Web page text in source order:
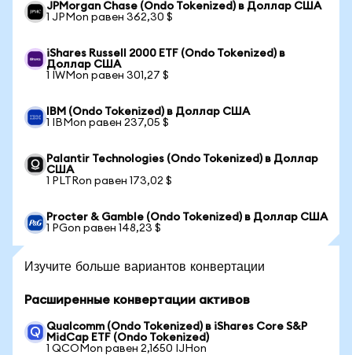
JPMorgan Chase (Ondo Tokenized) в Доллар США
1 JPMon равен 362,30 $
iShares Russell 2000 ETF (Ondo Tokenized) в
Доллар США
1 IWMon равен 301,27 $
IBM (Ondo Tokenized) в Доллар США
1 IBMon равен 237,05 $
Palantir Technologies (Ondo Tokenized) в Доллар
США
1 PLTRon равен 173,02 $
Procter & Gamble (Ondo Tokenized) в Доллар США
1 PGon равен 148,23 $
Изучите больше вариантов конвертации
Расширенные конвертации активов
Qualcomm (Ondo Tokenized) в iShares Core S&P
MidCap ETF (Ondo Tokenized)
1 QCOMon равен 2,1650 IJHon